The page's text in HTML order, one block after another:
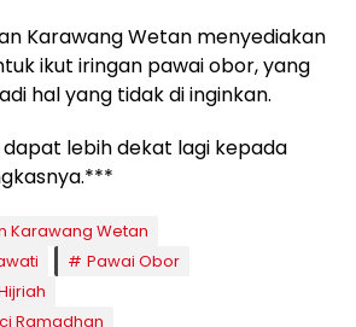
Karawang Wetan menyediakan
ikut iringan pawai obor, yang
hal yang tidak di inginkan.
lebih dekat lagi kepada
Karawang Wetan
Pawai Obor
Ramadhan